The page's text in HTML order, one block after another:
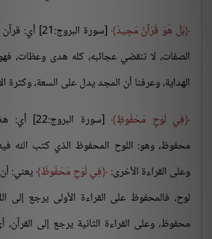
بَلْ هُوَ قُرْآنٌ مَجِيدٌ
[سورة
الصفات، لا تنقضي عجائبه، كله هدى وعظات،
الهداية، وعرفنا أن المجد يدل على السعة، وكثرة
فِي لَوْحٍ مَحْفُوظٍ
[سورة
محفوظ، وهو: اللوح المحفوظ الذي كتب الله
وعلى القراءة الأخرى: فِي لَوْحٍ مَحْفُوظٌ يعني:
لوح، فالمحفوظ على القراءة الأولى يرجع إلى
محفوظ، وعلى القراءة الثانية يرجع إلى